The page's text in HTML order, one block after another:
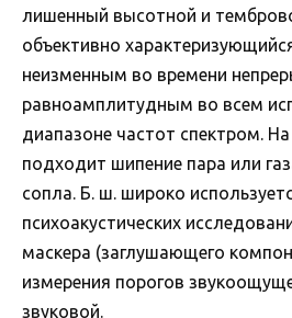
лишенный высотной и
объективно
неизменным во времени
равноамплитудным во всем
диапазоне частот спектром.
подходит шипение пара или
сопла. Б. ш. широко
психоакустических
маскера (заглушающего
измерения порогов
звуковой.